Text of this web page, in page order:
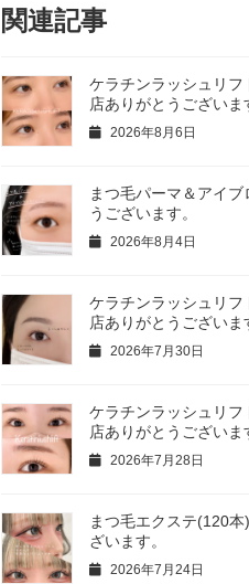
関連記事
ケラチンラッシュリ
店ありがとうございま
2026年8月6日
まつ毛パーマ＆アイブ
うございます。
2026年8月4日
ケラチンラッシュリ
店ありがとうございま
2026年7月30日
ケラチンラッシュリ
店ありがとうございま
2026年7月28日
まつ毛エクステ(120
ざいます。
2026年7月24日